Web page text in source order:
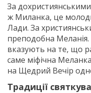
За
ж Миланка, це
Лади. За
преподобна Меланія.
вказують на те, що
саме міфічна
на Щедрий Вечір
Традиції